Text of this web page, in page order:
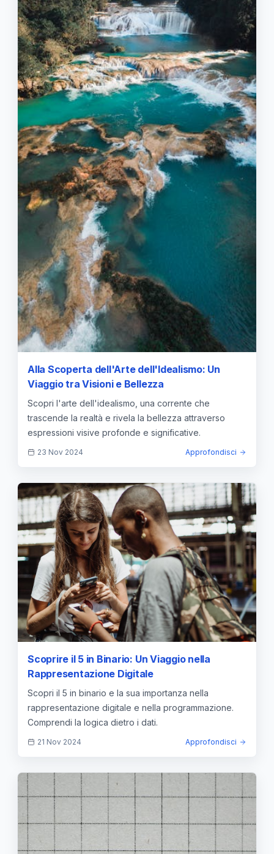
Alla Scoperta dell'Arte dell'Idealismo: Un
Viaggio tra Visioni e Bellezza
Scopri l'arte dell'idealismo, una corrente che
trascende la realtà e rivela la bellezza attraverso
espressioni visive profonde e significative.
23 Nov 2024 Approfondisci
Scoprire il 5 in Binario: Un Viaggio nella
Rappresentazione Digitale
Scopri il 5 in binario e la sua importanza nella
rappresentazione digitale e nella programmazione.
Comprendi la logica dietro i dati.
21 Nov 2024 Approfondisci